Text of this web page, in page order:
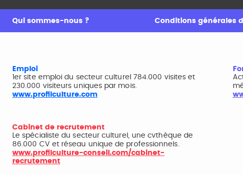
Qui sommes-nous ? Conditions générales
Emploi
1er site emploi du secteur culturel 784.000 visites et
230.000 visiteurs uniques par mois.
www.profilculture.com
Cabinet de recrutement
Le spécialiste du secteur culturel, une cvthèque de
86.000 CV et réseau unique de professionnels.
www.profilculture-conseil.com/cabinet-
recrutement